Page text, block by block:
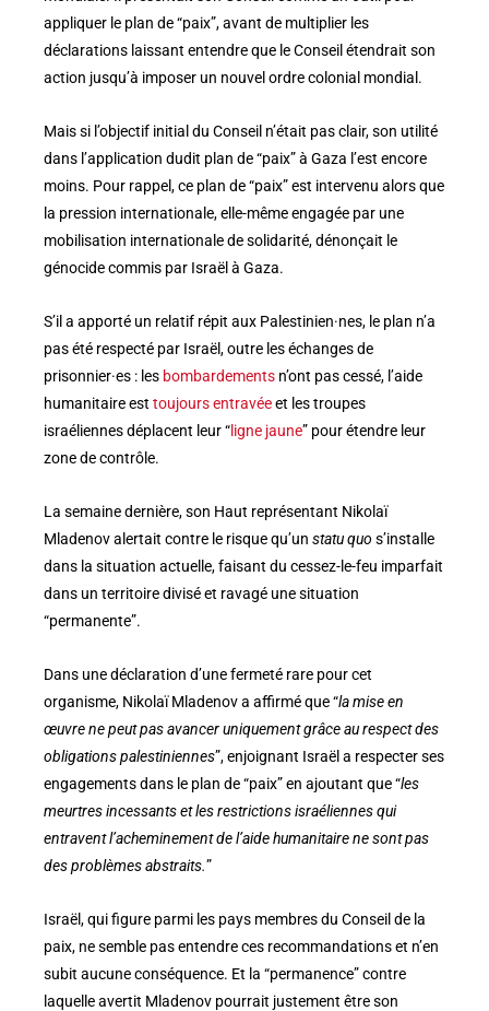
appliquer le plan de “paix”, avant de multiplier les
déclarations laissant entendre que le Conseil étendrait son
action jusqu’à imposer un nouvel ordre colonial mondial.
Mais si l’objectif initial du Conseil n’était pas clair, son utilité
dans l’application dudit plan de “paix” à Gaza l’est encore
moins. Pour rappel, ce plan de “paix” est intervenu alors que
la pression internationale, elle-même engagée par une
mobilisation internationale de solidarité, dénonçait le
génocide commis par Israël à Gaza.
S’il a apporté un relatif répit aux Palestinien·nes, le plan n’a
pas été respecté par Israël, outre les échanges de
prisonnier·es : les bombardements n’ont pas cessé, l’aide
humanitaire est toujours entravéeet les troupes
israéliennes déplacent leur “ ligne jaune” pour étendre leur
zone de contrôle.
La semaine dernière, son Haut représentant Nikolaï
Mladenov alertait contre le risque qu’un statu quo s’installe
dans la situation actuelle, faisant du cessez-le-feu imparfait
dans un territoire divisé et ravagé une situation
“permanente”.
Dans une déclaration d’une fermeté rare pour cet
organisme, Nikolaï Mladenov a affirmé que “la mise en
œuvre ne peut pas avancer uniquement grâce au respect des
obligations palestiniennes”, enjoignant Israël a respecter ses
engagements dans le plan de “paix” en ajoutant que “les
meurtres incessants et les restrictions israéliennes qui
entravent l’acheminement de l’aide humanitaire ne sont pas
des problèmes abstraits.”
Israël, qui figure parmi les pays membres du Conseil de la
paix, ne semble pas entendre ces recommandations et n’en
subit aucune conséquence. Et la “permanence” contre
laquelle avertit Mladenov pourrait justement être son